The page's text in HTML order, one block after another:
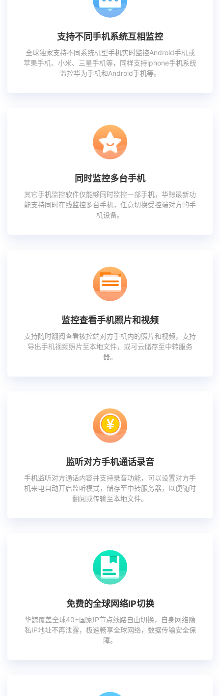
支持不同手机系统互相监控
全球独家支持不同系统机型手机实时监控Android手机或
苹果手机、小米、三星手机等，同样支持iphone手机系统
监控华为手机和Android手机等。
同时监控多台手机
其它手机监控软件仅能够同时监控一部手机，华鲸最新功
能支持同时在线监控多台手机，任意切换受控端对方的手
机设备。
监控查看手机照片和视频
支持随时翻阅查看被控端对方手机内的照片和视频，支持
导出手机视频照片至本地文件，或可云储存至中转服务
器。
监听对方手机通话录音
手机监听对方通话内容并支持录音功能，可以设置对方手
机来电自动开启监听模式，储存至中转服务器，以便随时
翻阅或传输至本地文件。
免费的全球网络IP切换
华鲸覆盖全球40+国家IP节点线路自由切换，自身网络隐
私IP地址不再泄露，极速畅享全球网络，数据传输安全保
障。